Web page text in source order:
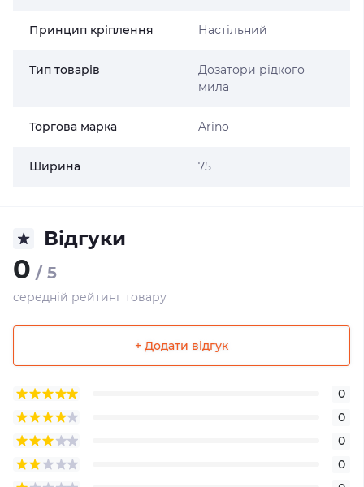
Принцип кріплення Настільний
Тип товарів
Дозатори рідкого
мила
Торгова марка Arino
Ширина 75
Відгуки
0 / 5
середній рейтинг товару
+ Додати відгук
0
0
0
0